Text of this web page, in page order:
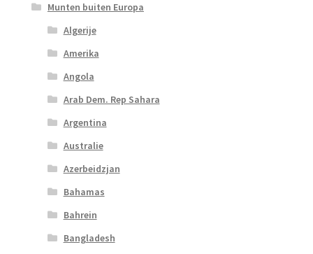
Munten buiten Europa
Algerije
Amerika
Angola
Arab Dem. Rep Sahara
Argentina
Australie
Azerbeidzjan
Bahamas
Bahrein
Bangladesh